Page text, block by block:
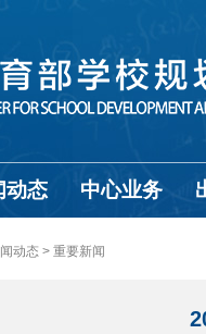
动态 中心业务
动态 > 重要新闻